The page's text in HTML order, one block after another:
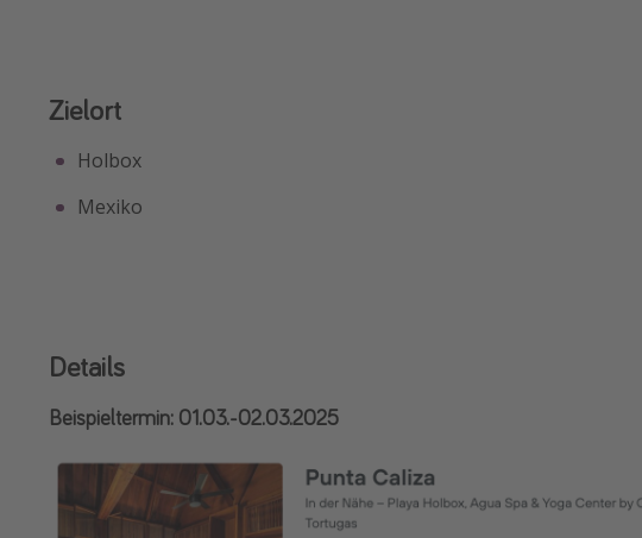
Zielort
Holbox
Mexiko
Details
Beispieltermin: 01.03.-02.03.2025